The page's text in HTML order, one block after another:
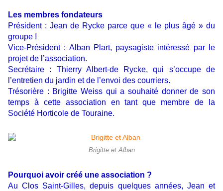
Les membres fondateurs
Président : Jean de Rycke parce que « le plus âgé » du
groupe !
Vice-Président : Alban Plart, paysagiste intéressé par le
projet de l’association.
Secrétaire : Thierry Albert-de Rycke, qui s’occupe de
l’entretien du jardin et de l’envoi des courriers.
Trésorière : Brigitte Weiss qui a souhaité donner de son
temps à cette association en tant que membre de la
Société Horticole de Touraine.
Brigitte et Alban
Pourquoi avoir créé une association ?
Au Clos Saint-Gilles, depuis quelques années, Jean et